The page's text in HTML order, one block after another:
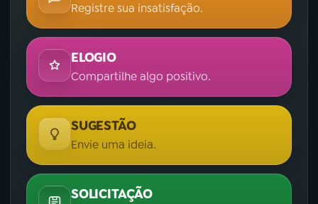
Registre sua insatisfação.
ELOGIO
Compartilhe algo positivo.
SUGESTÃO
Envie uma ideia.
SOLICITAÇÃO